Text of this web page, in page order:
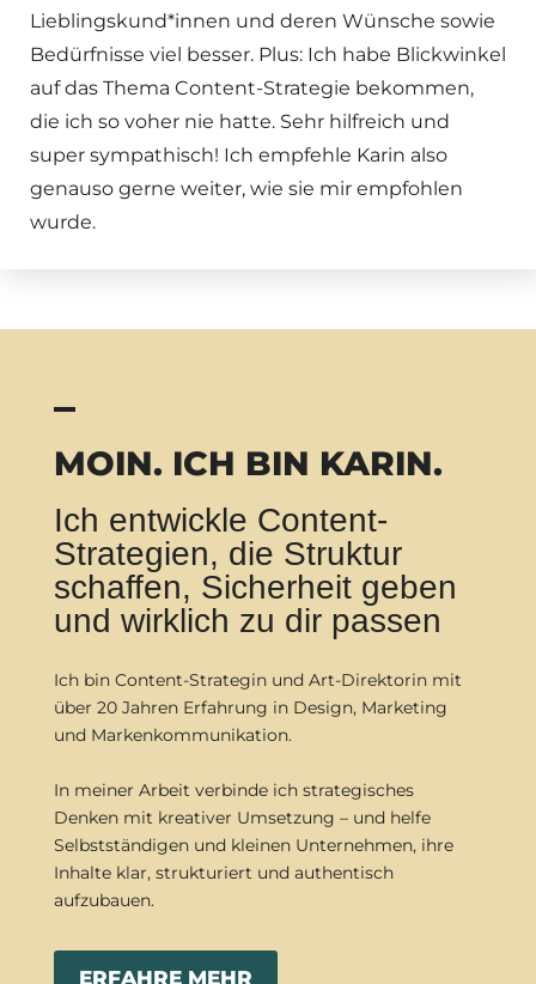
Lieblingskund*innen und deren Wünsche sowie
Bedürfnisse viel besser. Plus: Ich habe Blickwinkel
auf das Thema Content-Strategie bekommen,
die ich so voher nie hatte. Sehr hilfreich und
super sympathisch! Ich empfehle Karin also
genauso gerne weiter, wie sie mir empfohlen
wurde.
MOIN. ICH BIN KARIN.
Ich entwickle Content-
Strategien, die Struktur
schaffen, Sicherheit geben
und wirklich zu dir passen
Ich bin Content-Strategin und Art-Direktorin mit
über 20 Jahren Erfahrung in Design, Marketing
und Markenkommunikation.
In meiner Arbeit verbinde ich strategisches
Denken mit kreativer Umsetzung – und helfe
Selbstständigen und kleinen Unternehmen, ihre
Inhalte klar, strukturiert und authentisch
aufzubauen.
ERFAHRE MEHR